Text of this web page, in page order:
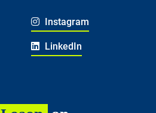
Instagram
LinkedIn